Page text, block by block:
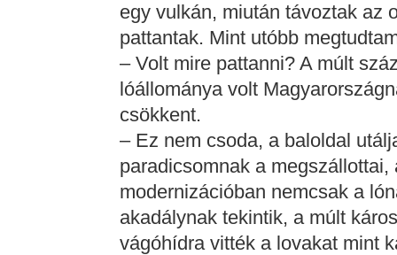
egy vulkán, miután távoztak az
pattantak. Mint utóbb
– Volt mire pattanni? A múlt
lóállománya volt
csökkent.
– Ez nem csoda, a baloldal
paradicsomnak a
modernizációban nemcsak a
akadálynak tekintik, a múlt
vágóhídra vitték a lovakat mint